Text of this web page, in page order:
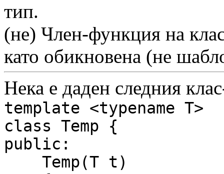
тип.
(не) Член-функция на
като обикновена (не
Нека е даден следния
template <typename T>
class Temp {
public:
Temp(T t)